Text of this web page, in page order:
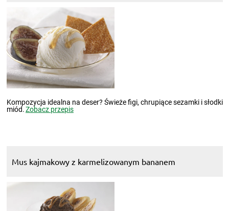
Kompozycja idealna na deser? Świeże figi, chrupiące sezamki i słodki
miód.Zobacz przepis
Mus kajmakowy z karmelizowanym bananem